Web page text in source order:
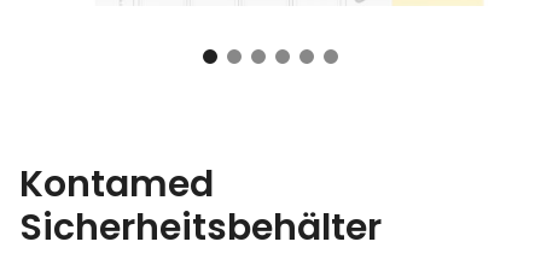
Kontamed
Sicherheitsbehälter